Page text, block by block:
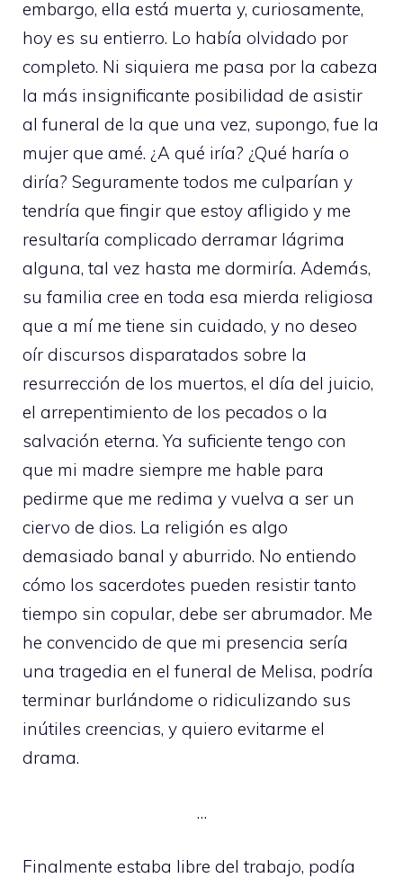
embargo, ella está muerta y, curiosamente,
hoy es su entierro. Lo había olvidado por
completo. Ni siquiera me pasa por la cabeza
la más insignificante posibilidad de asistir
al funeral de la que una vez, supongo, fue la
mujer que amé. ¿A qué iría? ¿Qué haría o
diría? Seguramente todos me culparían y
tendría que fingir que estoy afligido y me
resultaría complicado derramar lágrima
alguna, tal vez hasta me dormiría. Además,
su familia cree en toda esa mierda religiosa
que a mí me tiene sin cuidado, y no deseo
oír discursos disparatados sobre la
resurrección de los muertos, el día del juicio,
el arrepentimiento de los pecados o la
salvación eterna. Ya suficiente tengo con
que mi madre siempre me hable para
pedirme que me redima y vuelva a ser un
ciervo de dios. La religión es algo
demasiado banal y aburrido. No entiendo
cómo los sacerdotes pueden resistir tanto
tiempo sin copular, debe ser abrumador. Me
he convencido de que mi presencia sería
una tragedia en el funeral de Melisa, podría
terminar burlándome o ridiculizando sus
inútiles creencias, y quiero evitarme el
drama.
…
Finalmente estaba libre del trabajo, podía